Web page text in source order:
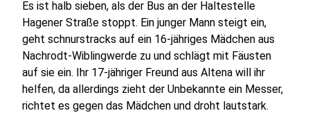
Es ist halb sieben, als der Bus an der Haltestelle
Hagener Straße stoppt. Ein junger Mann steigt ein,
geht schnurstracks auf ein 16-jähriges Mädchen aus
Nachrodt-Wiblingwerde zu und schlägt mit Fäusten
auf sie ein. Ihr 17-jähriger Freund aus Altena will ihr
helfen, da allerdings zieht der Unbekannte ein Messer,
richtet es gegen das Mädchen und droht lautstark.